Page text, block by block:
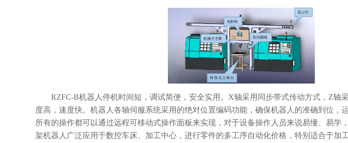
RZFC-B机器人停机时间短，调试简便，安全实用。X轴采用同步带式传动方式，Z轴
度高，速度快。机器人各轴伺服系统采用的绝对位置编码功能，确保机器人的准确到位，
所有的操作都可以通过远程可移动式操作面板来实现，对于设备操作人员来说易懂、易学
架机器人广泛应用于数控车床、加工中心，进行零件的多工序自动化价格，特别适合于加